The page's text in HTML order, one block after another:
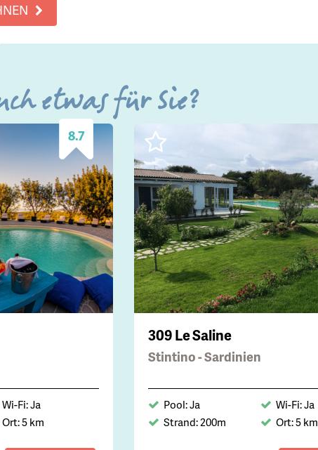
etwas für Sie?
8.7
Wi-Fi: Ja
Ort: 5 km
309 Le Saline
Stintino - Sardinien
Pool: Ja
Wi-Fi: Ja
Strand: 200m
Ort: 5 km